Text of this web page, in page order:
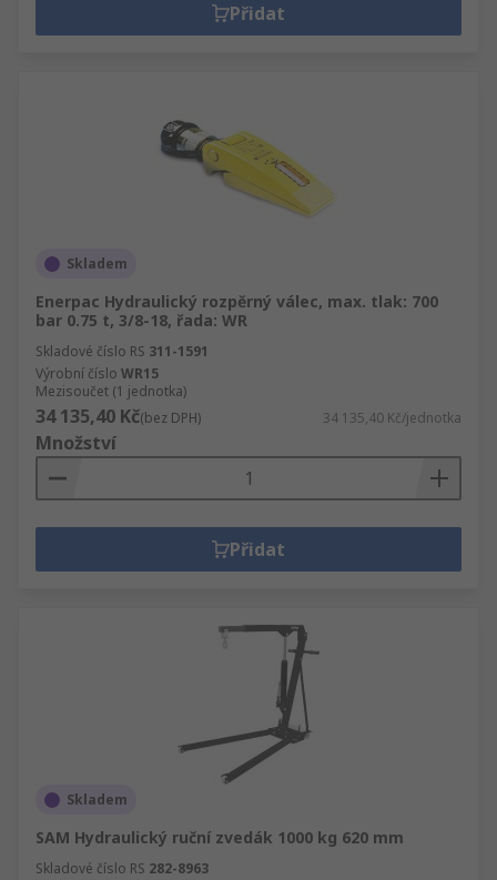
Přidat
Skladem
Enerpac Hydraulický rozpěrný válec, max. tlak: 700
bar 0.75 t, 3/8-18, řada: WR
Skladové číslo RS 311-1591
Výrobní číslo WR15
Mezisoučet (1 jednotka)
34 135,40 Kč(bez DPH) 34 135,40 Kč/jednotka
Množství
Přidat
Skladem
SAM Hydraulický ruční zvedák 1000 kg 620 mm
Skladové číslo RS 282-8963